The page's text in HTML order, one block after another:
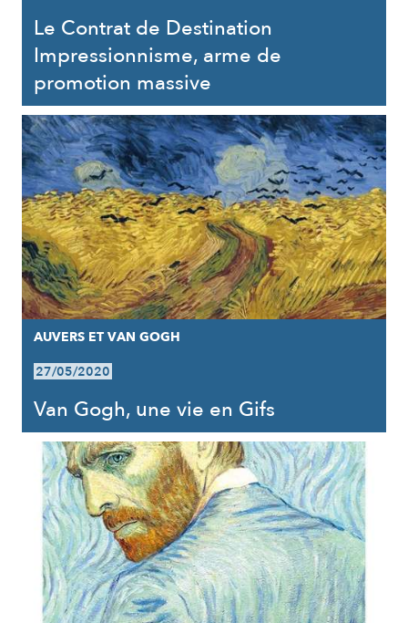
Le Contrat de Destination
Impressionnisme, arme de
promotion massive
AUVERS ET VAN GOGH
27/05/2020
Van Gogh, une vie en Gifs